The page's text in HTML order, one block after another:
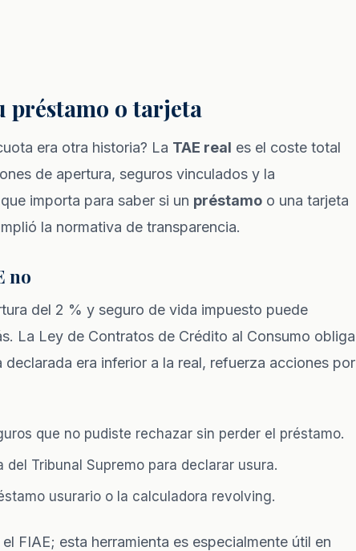
préstamo o tarjeta
era otra historia? La TAE real es el coste total
de apertura, seguros vinculados y la
importa para saber si un préstamo o una tarjeta
la normativa de transparencia.
no
del 2 % y seguro de vida impuesto puede
La Ley de Contratos de Crédito al Consumo obliga
era inferior a la real, refuerza acciones por
que no pudiste rechazar sin perder el préstamo.
Tribunal Supremo para declarar usura.
usurario o la calculadora revolving.
FIAE; esta herramienta es especialmente útil en